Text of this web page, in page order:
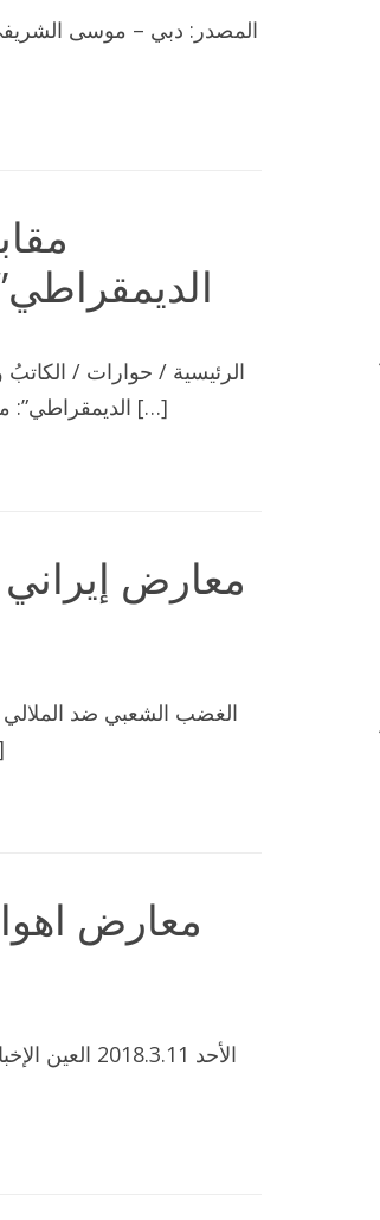
المصدر: دبي – موسى
الرئيسية / حوارات /
الديمقراطي”: معظم الشعوب التي تعاني من الاضطهاد القومي تتعرض بشكل […]
معارض إيراني
الأحد